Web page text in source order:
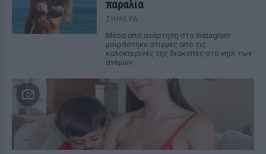
παραλία
ΣΉΜΕΡΑ
Μέσα από ανάρτηση στο Instagram
μοιράστηκε στιγμές από τις
καλοκαιρινές της διακοπές στο νησί των
ανέμων